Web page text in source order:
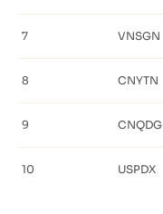
7 VNSGN
8 CNYTN
9 CNQDG
10 USPDX